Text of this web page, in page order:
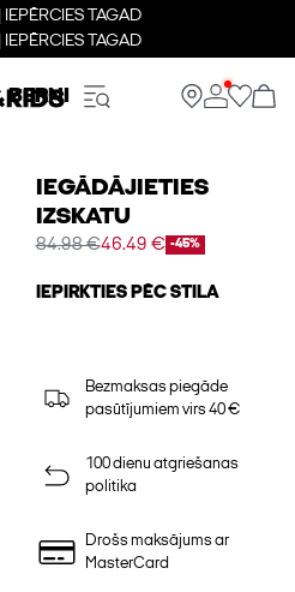
IEPĒRCIES TAGAD
IEPĒRCIES TAGAD
BERNI
IEGĀDĀJIETIES
IZSKATU
84.98 €46.49 € -45%
IEPIRKTIES PĒC STILA
Bezmaksas piegāde
pasūtījumiem virs 40 €
100 dienu atgriešanas
politika
Drošs maksājums ar
MasterCard